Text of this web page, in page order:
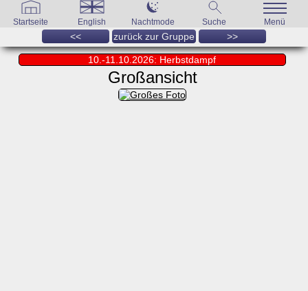
Startseite English Nachtmode Suche Menü
<< zurück zur Gruppe >>
10.-11.10.2026: Herbstdampf
Großansicht